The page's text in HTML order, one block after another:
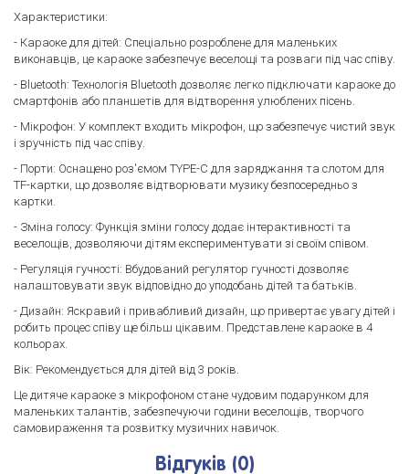
Характеристики:
- Караоке для дітей: Спеціально розроблене для маленьких
виконавців, це караоке забезпечує веселощі та розваги під час співу.
- Bluetooth: Технологія Bluetooth дозволяє легко підключати караоке до
смартфонів або планшетів для відтворення улюблених пісень.
- Мікрофон: У комплект входить мікрофон, що забезпечує чистий звук
і зручність під час співу.
- Порти: Оснащено роз'ємом TYPE-C для заряджання та слотом для
TF-картки, що дозволяє відтворювати музику безпосередньо з
картки.
- Зміна голосу: Функція зміни голосу додає інтерактивності та
веселощів, дозволяючи дітям експериментувати зі своїм співом.
- Регуляція гучності: Вбудований регулятор гучності дозволяє
налаштовувати звук відповідно до уподобань дітей та батьків.
- Дизайн: Яскравий і привабливий дизайн, що привертає увагу дітей і
робить процес співу ще більш цікавим. Представлене караоке в 4
кольорах.
Вік: Рекомендується для дітей від 3 років.
Це дитяче караоке з мікрофоном стане чудовим подарунком для
маленьких талантів, забезпечуючи години веселощів, творчого
самовираження та розвитку музичних навичок.
Відгуків (0)